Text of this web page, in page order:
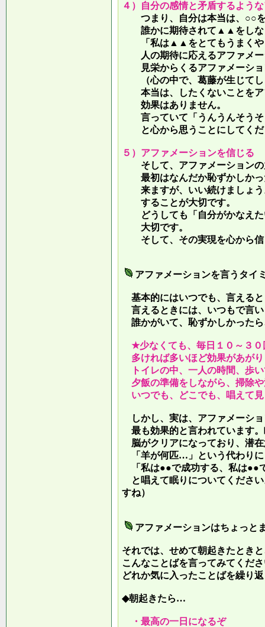
４）自分の感情と矛盾するよう
つまり、自分は本当は、○○を
誰かに期待されて▲▲をしな
「私は▲▲をとてもうまくや
人の期待に応えるアファメ
見栄からくるアファメーショ
（心の中で、葛藤が生じてし
本当は、したくないことをア
効果はありません。
言っていて 「うんうんそう
と心から思うことにしてくだ
５）アファメーションを信じる
そして、アファメーションの
最初はなんだか恥ずかしかっ
来ますが、いい続けましょう
することが大切です。
どうしても「自分がかなえた
大切です。
そして、その実現を心から信
アファメーションを言うタイ
基本的にはいつでも、言える
言えるときには、いつもで言
誰かがいて、恥ずかしかった
★少なくても、毎日１０～３０
多ければ多いほど効果があが
トイレの中、一人の時間、歩
夕飯の準備をしながら、掃除
いつでも、どこでも、唱えて
しかし、実は、アファメーシ
最も効果的と言われています
脳がクリアになっており、潜
「羊が何匹…」という代わりに
「私は●●で成功する、私は●●
と唱えて眠りについてくださ
すね）
アファメーションはちょっと
それでは、せめて朝起きたとき
こんなことばを言ってみてくだ
どれか気に入ったことばを繰り
◆朝起きたら…
・最高の一日になるぞ